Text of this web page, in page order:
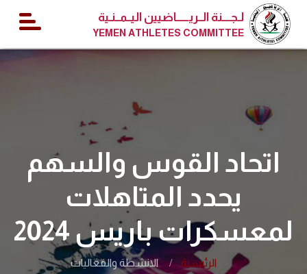
لـجــــنة الــريــــــاضيين اليــمــنـية
YEMEN ATHLETES COMMITTEE
اتحاد القوس والسهم
يحدد المتاهلات
لمعسكرات باريس 2024
الرئيسية الانشطة والفعاليات